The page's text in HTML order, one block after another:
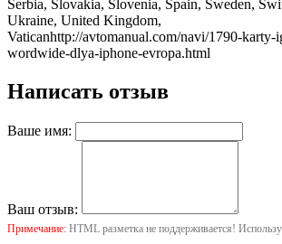
Serbia, Slovakia, Slovenia, Spain, Sweden,
Ukraine, United Kingdom,
Vaticanhttp://avtomanual.com/navi/1790-
wordwide-dlya-iphone-evropa.html
Написать отзыв
Ваше имя:
Ваш отзыв:
Примечание: HTML разметка не поддерживается!